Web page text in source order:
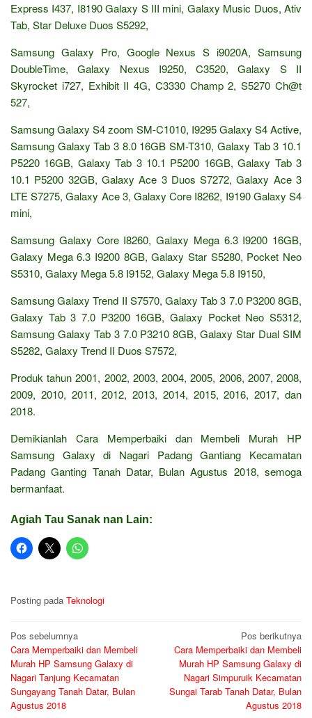
Express I437, I8190 Galaxy S III mini, Galaxy Music Duos, Ativ
Tab, Star Deluxe Duos S5292,
Samsung Galaxy Pro, Google Nexus S i9020A, Samsung
DoubleTime, Galaxy Nexus I9250, C3520, Galaxy S II
Skyrocket i727, Exhibit II 4G, C3330 Champ 2, S5270 Ch@t
527,
Samsung Galaxy S4 zoom SM-C1010, I9295 Galaxy S4 Active,
Samsung Galaxy Tab 3 8.0 16GB SM-T310, Galaxy Tab 3 10.1
P5220 16GB, Galaxy Tab 3 10.1 P5200 16GB, Galaxy Tab 3
10.1 P5200 32GB, Galaxy Ace 3 Duos S7272, Galaxy Ace 3
LTE S7275, Galaxy Ace 3, Galaxy Core I8262, I9190 Galaxy S4
mini,
Samsung Galaxy Core I8260, Galaxy Mega 6.3 I9200 16GB,
Galaxy Mega 6.3 I9200 8GB, Galaxy Star S5280, Pocket Neo
S5310, Galaxy Mega 5.8 I9152, Galaxy Mega 5.8 I9150,
Samsung Galaxy Trend II S7570, Galaxy Tab 3 7.0 P3200 8GB,
Galaxy Tab 3 7.0 P3200 16GB, Galaxy Pocket Neo S5312,
Samsung Galaxy Tab 3 7.0 P3210 8GB, Galaxy Star Dual SIM
S5282, Galaxy Trend II Duos S7572,
Produk tahun 2001, 2002, 2003, 2004, 2005, 2006, 2007, 2008,
2009, 2010, 2011, 2012, 2013, 2014, 2015, 2016, 2017, dan
2018.
Demikianlah Cara Memperbaiki dan Membeli Murah HP
Samsung Galaxy di Nagari Padang Gantiang Kecamatan
Padang Ganting Tanah Datar, Bulan Agustus 2018, semoga
bermanfaat.
Agiah Tau Sanak nan Lain:
Posting pada Teknologi
Navigasi
pos
Pos sebelumnya
Cara Memperbaiki dan Membeli
Murah HP Samsung Galaxy di
Nagari Tanjung Kecamatan
Sungayang Tanah Datar, Bulan
Agustus 2018
Pos berikutnya
Cara Memperbaiki dan Membeli
Murah HP Samsung Galaxy di
Nagari Simpuruik Kecamatan
Sungai Tarab Tanah Datar, Bulan
Agustus 2018